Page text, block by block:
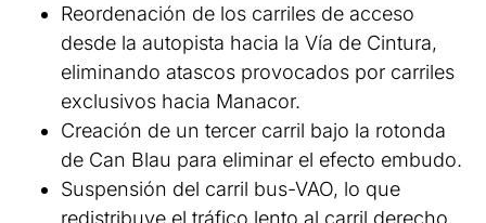
Reordenación de los carriles de acceso
desde la autopista hacia la Vía de Cintura,
eliminando atascos provocados por carriles
exclusivos hacia Manacor.
Creación de un tercer carril bajo la rotonda
de Can Blau para eliminar el efecto embudo.
Suspensión del carril bus-VAO, lo que
redistribuye el tráfico lento al carril derecho,